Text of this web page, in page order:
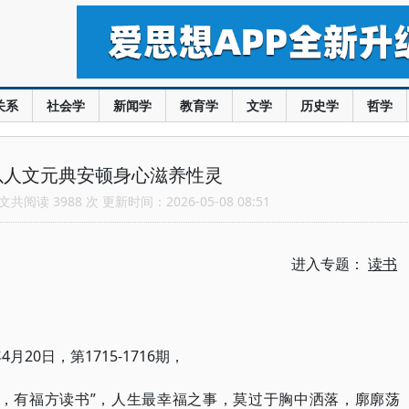
系 社会学 新闻学 教育学 文学 历史学 哲学
文元典安顿身心滋养性灵
阅读 3988 次 更新时间：2026-05-08 08:51
进入专题： 读书
月20日，第1715-1716期，
有福方读书”，人生最幸福之事，莫过于胸中洒落，廓廓荡